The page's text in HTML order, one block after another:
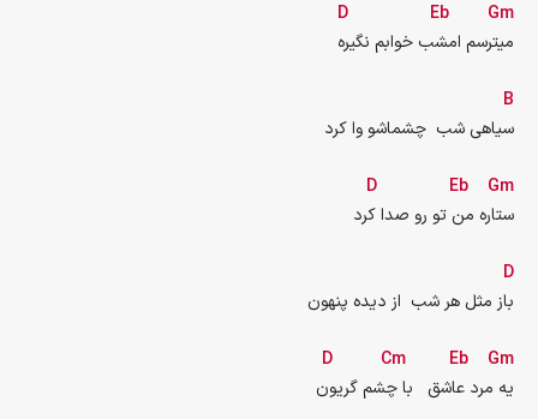
D Eb
Gm
میترسم امشب خوابم نگیره
B
سیاهی شب  چشماشو وا کرد
D Eb
Gm
ستاره من تو رو صدا کرد
D
باز مثل هر شب  از دیده پنهون
D Cm Eb
Gm
یه مرد عاشق   با چشم گریون